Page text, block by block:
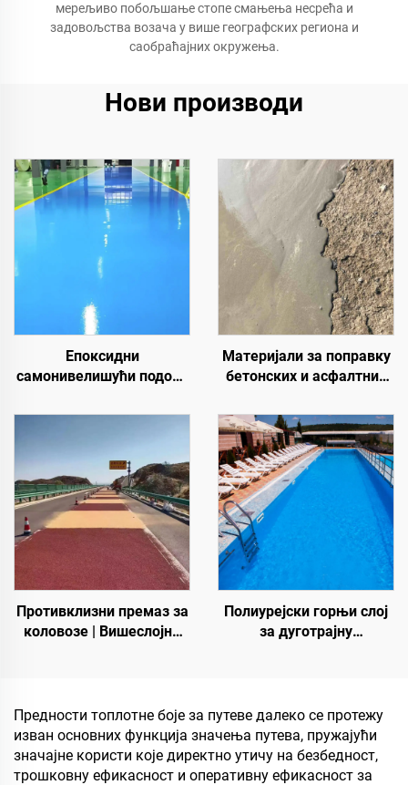
мерељиво побољшање стопе смањења несрећа и
задовољства возача у више географских региона и
саобраћајних окружења.
Нови производи
Епоксидни
самонивелишући подови
индустријске и луксузне
Материјали за поправку
бетонских и асфалтних
оштећења коловоза и
реновирање површина
Противклизни премаз за
коловозе | Вишеслојни
Полиурејски горњи слој
за дуготрајну
Предности топлотне боје за путеве далеко се протежу
изван основних функција значења путева, пружајући
значајне користи које директно утичу на безбедност,
трошковну ефикасност и оперативну ефикасност за